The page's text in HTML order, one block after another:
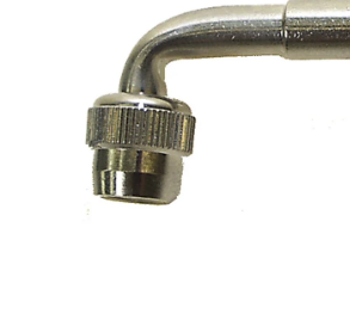
hvězdiček.